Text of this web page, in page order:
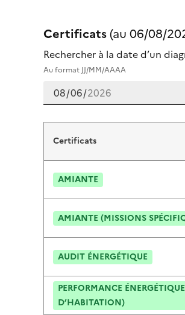
Certificats(au 06/08/
Rechercher à la date d’un
Au format JJ/MM/AAAA
Certificats
AMIANTE
AMIANTE (MISSIONS
AUDIT ÉNERGÉTIQUE
PERFORMANCE
D’HABITATION)